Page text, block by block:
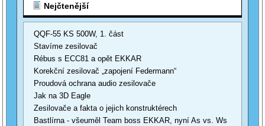
Nejčtenější
QQF-55 KS 500W, 1. část
Stavíme zesilovač
Rébus s ECC81 a opět EKKAR
Korekční zesilovač „zapojení Federmann“
Proudová ochrana audio zesilovače
Jak na 3D Eagle
Zesilovače a fakta o jejich konstruktérech
Bastlírna - všeuměl Team boss EKKAR, nyní As vs. Ws